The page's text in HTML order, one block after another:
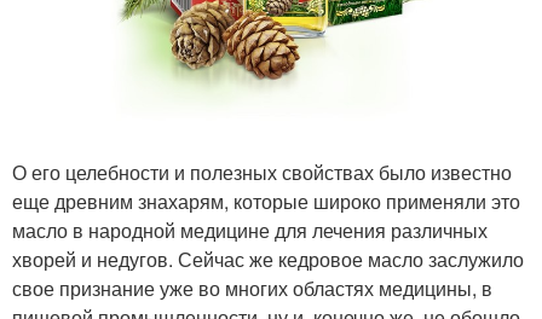
О его целебности и полезных свойствах было известно
еще древним знахарям, которые широко применяли это
масло в народной медицине для лечения различных
хворей и недугов. Сейчас же кедровое масло заслужило
свое признание уже во многих областях медицины, в